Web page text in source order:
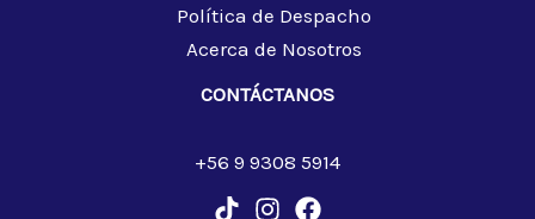
Política de Despacho
Acerca de Nosotros
CONTÁCTANOS
+56 9 9308 5914